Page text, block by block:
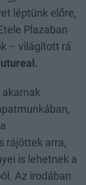
léptünk előre,
Plazaban
– világított rá
rájöttek arra,
is lehetnek a
Az irodában